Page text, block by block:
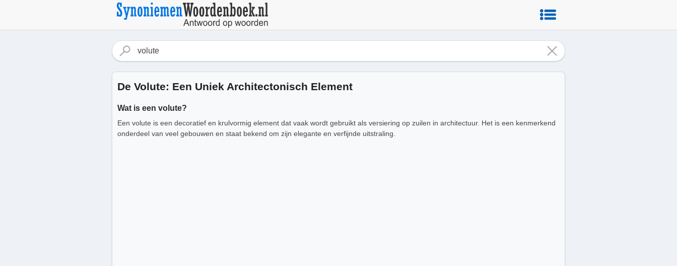
De Volute: Een Uniek Architectonisch Element
Wat is een volute?
Een volute is een decoratief en krulvormig element dat vaak wordt gebruikt als versiering op zuilen in architectuur. Het is een kenmerkend
onderdeel van veel gebouwen en staat bekend om zijn elegante en verfijnde uitstraling.